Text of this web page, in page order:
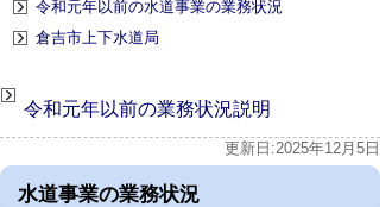
令和元年以前の水道事業の業務状況
倉吉市上下水道局
令和元年以前の業務状況説明
更新日:2025年12月5日
水道事業の業務状況